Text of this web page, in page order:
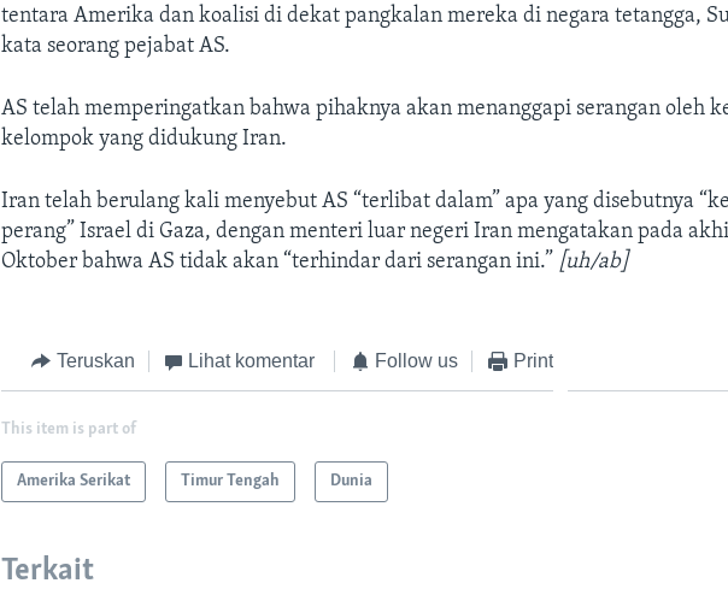
tentara Amerika dan koalisi di dekat pangkalan mereka di negara tetangga,
kata seorang pejabat AS.
AS telah memperingatkan bahwa pihaknya akan menanggapi serangan oleh
kelompok yang didukung Iran.
Iran telah berulang kali menyebut AS “terlibat dalam” apa yang disebutnya
perang” Israel di Gaza, dengan menteri luar negeri Iran mengatakan pada
Oktober bahwa AS tidak akan “terhindar dari serangan ini.” [uh/ab]
Teruskan Lihat komentar Follow us Print
This item is part of
Amerika Serikat Timur Tengah Dunia
Terkait